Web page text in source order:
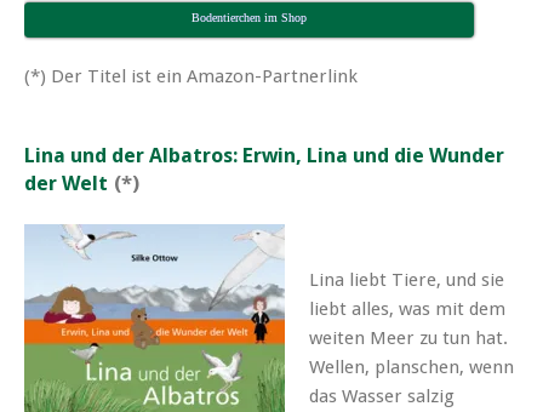
Bodentierchen im Shop
(*) Der Titel ist ein Amazon-Partnerlink
Lina und der Albatros: Erwin, Lina und die Wunder
der Welt (*)
Lina liebt Tiere, und sie
liebt alles, was mit dem
weiten Meer zu tun hat.
Wellen, planschen, wenn
das Wasser salzig